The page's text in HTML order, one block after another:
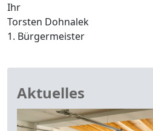
Ihr
Torsten Dohnalek
1. Bürgermeister
Aktuelles